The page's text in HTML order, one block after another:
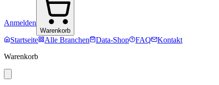
Anmelden
Warenkorb
Startseite Alle Branchen Data-Shop FAQ
Kontakt
Warenkorb